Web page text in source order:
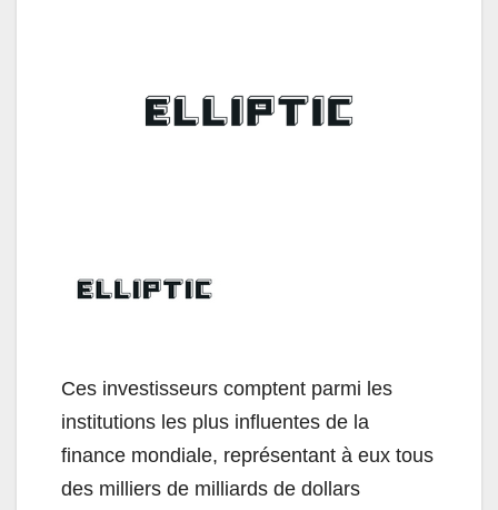
Ces investisseurs comptent parmi les
institutions les plus influentes de la
finance mondiale, représentant à eux tous
des milliers de milliards de dollars